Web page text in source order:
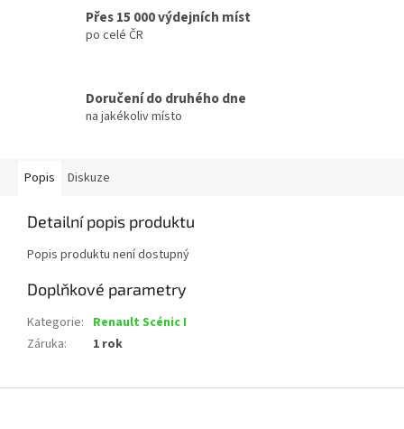
Přes 15 000 výdejních míst
po celé ČR
Doručení do druhého dne
na jakékoliv místo
Popis Diskuze
Detailní popis produktu
Popis produktu není dostupný
Doplňkové parametry
Kategorie: Renault Scénic I
Záruka: 1 rok